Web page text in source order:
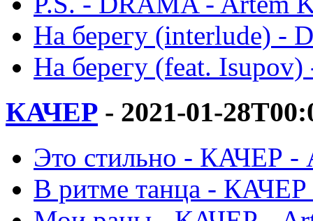
На берегу (interlude) -
На берегу (feat.
КАЧЕР - 2021-01-
Это стильно - КАЧЕР -
В ритме танца - КАЧЕР